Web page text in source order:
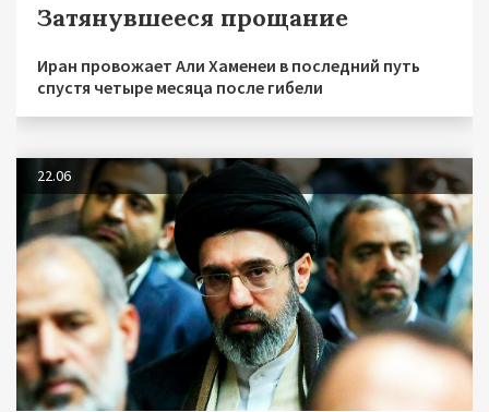
Затянувшееся прощание
Иран провожает Али Хаменеи в последний путь
спустя четыре месяца после гибели
22.06